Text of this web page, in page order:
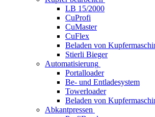
LB 15/2000
CuProfi
CuMaster
CuFlex
Beladen von
Stierli Bieger
Automatisierung
Portalloader
Be- und Entladesystem
Towerloader
Beladen von
Abkantpressen